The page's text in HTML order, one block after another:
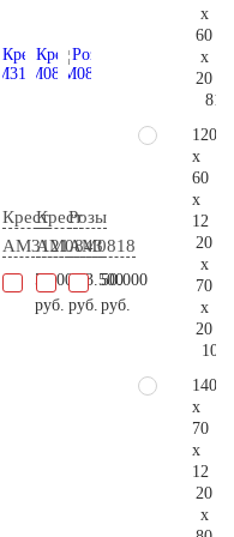
Крест
AM3121
58.000
руб.
Крест
AM0843
103.500
руб.
Розы
AM0818
50.000
руб.
x
60
x
20
120
x
60
x
12
20
x
70
x
20
140
x
70
x
12
20
x